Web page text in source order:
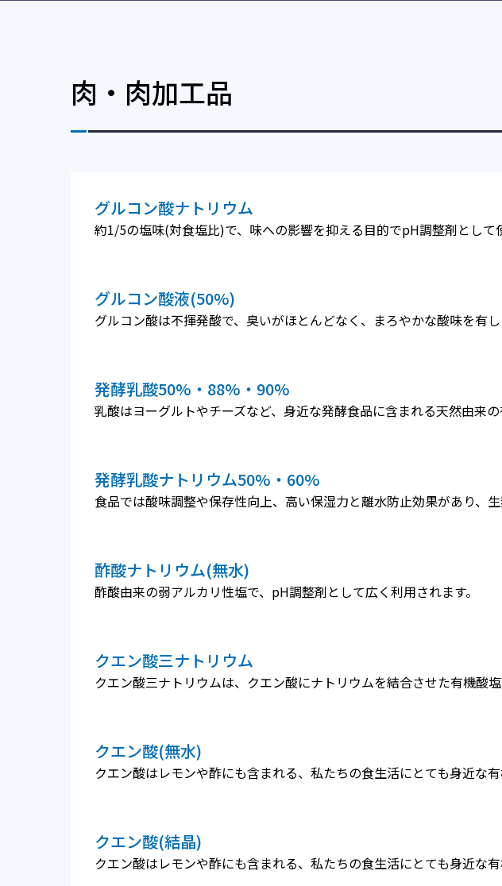
肉・肉加工品
グルコン酸ナトリウム
約1/5の塩味(対食塩比)で、味への影響を抑える目的でpH調整剤として
グルコン酸液(50%)
グルコン酸は不揮発酸で、臭いがほとんどなく、まろやかな酸味を有し
発酵乳酸50%・88%・90%
乳酸はヨーグルトやチーズなど、身近な発酵食品に含まれる天然由来の
発酵乳酸ナトリウム50%・60%
食品では酸味調整や保存性向上、高い保湿力と離水防止効果があり、
酢酸ナトリウム(無水)
酢酸由来の弱アルカリ性塩で、pH調整剤として広く利用されます。
クエン酸三ナトリウム
クエン酸三ナトリウムは、クエン酸にナトリウムを結合させた有機酸
クエン酸(無水)
クエン酸はレモンや酢にも含まれる、私たちの食生活にとても身近な有
クエン酸(結晶)
クエン酸はレモンや酢にも含まれる、私たちの食生活にとても身近な有